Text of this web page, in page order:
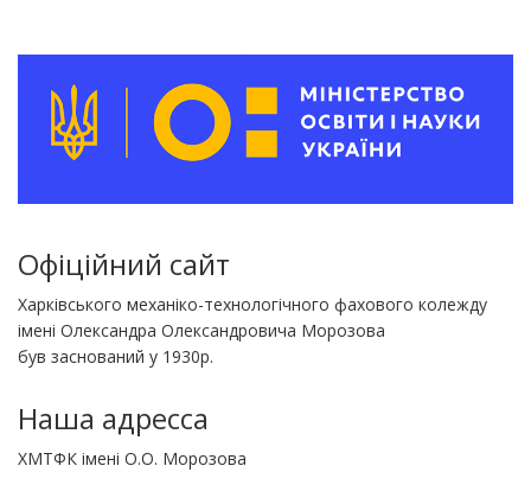
Офіційний сайт
Харківського механіко-технологічного фахового колежду
імені Олександра Олександровича Морозова
був заснований у 1930р.
Наша адресса
ХМТФК імені О.О. Морозова